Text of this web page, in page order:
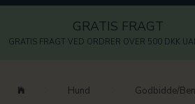
GRATIS FRAGT
GRATIS FRAGT VED ORDRER OVER 500 DKK
Hund Godbidde/Ben